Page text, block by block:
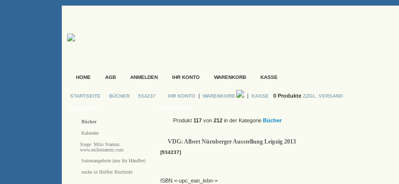
HOME AGB ANMELDEN IHR KONTO WARENKORB KASSE
STARTSEITE BÜCHER 934237 IHR KONTO | WARENKORB | KASSE 0 Produkte ZZGL. VERSAND
Bücher
Kalender
Stege: Milo Stamm:
www.milostamm.com
Saitenangebote (nur für Händler)
suche in Holfter Buchinfo
Produkt 117 von 212 in der Kategorie Bücher
VDG: Albert Nürnberger Ausstellung Leipzig 2013
[934237]
ISBN <-upc_ean_isbn->